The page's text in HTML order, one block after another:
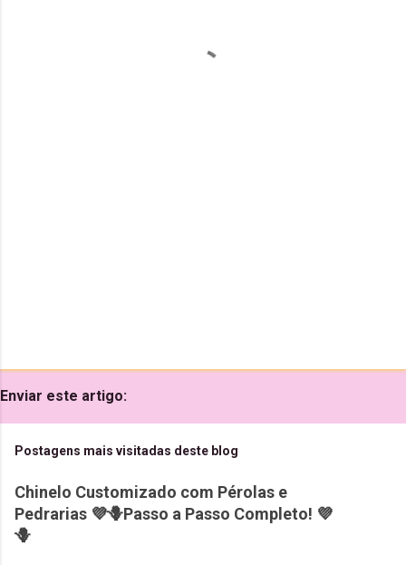
Enviar este artigo:
Postagens mais visitadas deste blog
Chinelo Customizado com Pérolas e
Pedrarias 💜🪻Passo a Passo Completo! 💜
🪻